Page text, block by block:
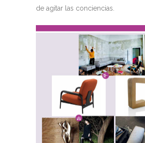
de agitar las conciencias.